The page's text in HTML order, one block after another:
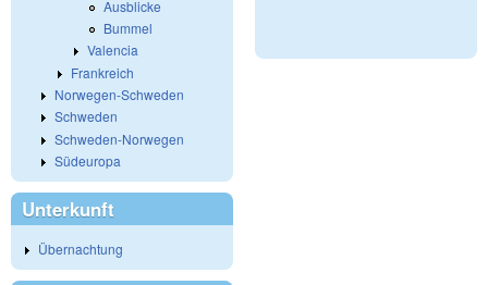
Ausblicke
Bummel
Valencia
Frankreich
Norwegen-Schweden
Schweden
Schweden-Norwegen
Südeuropa
Unterkunft
Übernachtung